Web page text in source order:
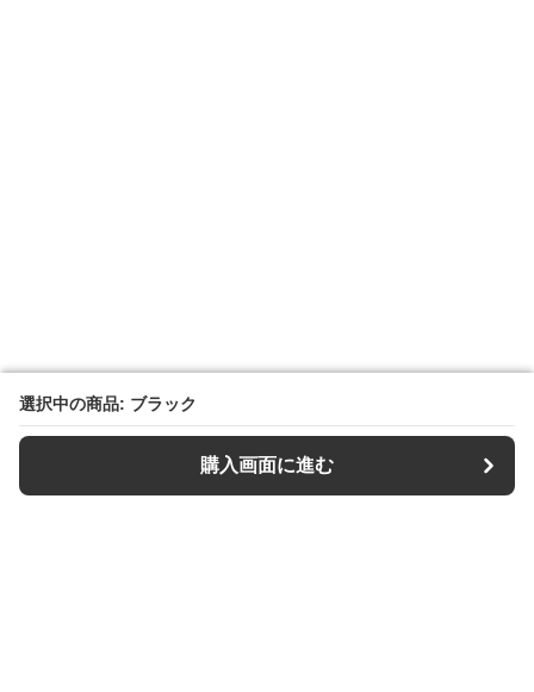
選択中の商品: ブラック
購入画面に進む
選択中の商品: ブラック
購入画面に進む